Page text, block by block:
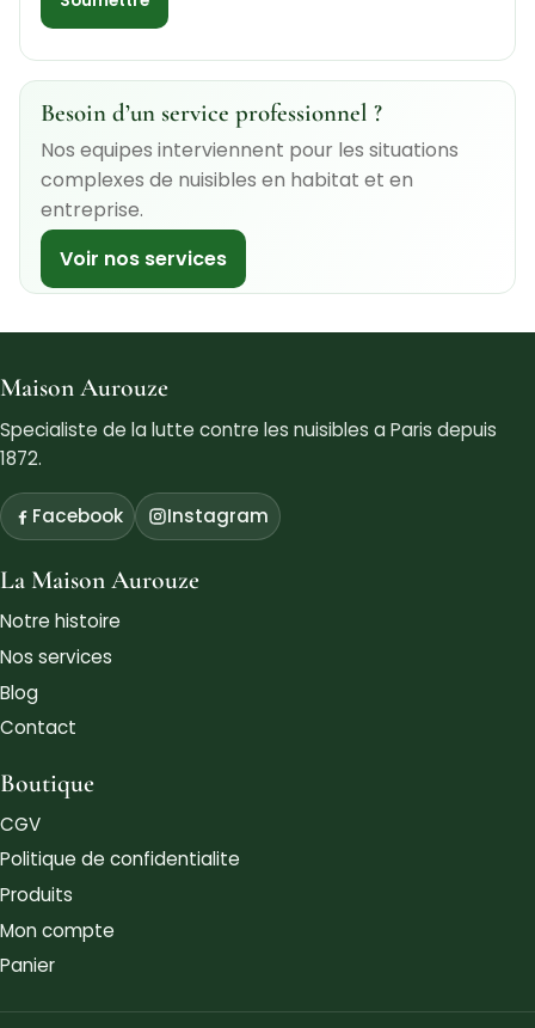
Besoin d’un service professionnel ?
Nos equipes interviennent pour les situations
complexes de nuisibles en habitat et en
entreprise.
Voir nos services
Maison Aurouze
Specialiste de la lutte contre les nuisibles a Paris depuis
1872.
Facebook Instagram
La Maison Aurouze
Notre histoire
Nos services
Blog
Contact
Boutique
CGV
Politique de confidentialite
Produits
Mon compte
Panier